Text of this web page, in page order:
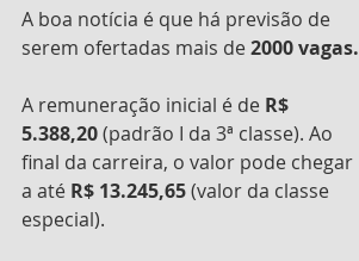
A boa notícia é que há previsão de
serem ofertadas mais de 2000 vagas.
A remuneração inicial é de R$
5.388,20 (padrão I da 3ª classe). Ao
final da carreira, o valor pode chegar
a até R$ 13.245,65 (valor da classe
especial).